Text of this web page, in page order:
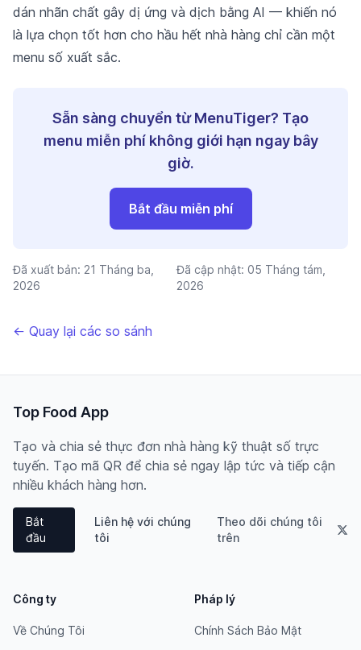
dán nhãn chất gây dị ứng và dịch bằng AI — khiến nó
là lựa chọn tốt hơn cho hầu hết nhà hàng chỉ cần một
menu số xuất sắc.
Sẵn sàng chuyển từ MenuTiger? Tạo
menu miễn phí không giới hạn ngay bây
giờ.
Bắt đầu miễn phí
Đã xuất bản: 21 Tháng ba,
2026
Đã cập nhật: 05 Tháng tám,
2026
← Quay lại các so sánh
Top Food App
Tạo và chia sẻ thực đơn nhà hàng kỹ thuật số trực
tuyến. Tạo mã QR để chia sẻ ngay lập tức và tiếp cận
nhiều khách hàng hơn.
Bắt
đầu
Liên hệ với chúng
tôi
Theo dõi chúng tôi
trên
Công ty
Về Chúng Tôi
Pháp lý
Chính Sách Bảo Mật